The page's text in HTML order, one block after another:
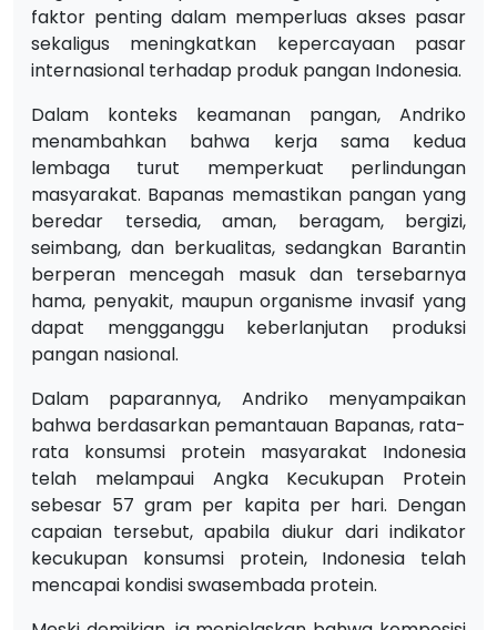
faktor penting dalam memperluas akses pasar
sekaligus meningkatkan kepercayaan pasar
internasional terhadap produk pangan Indonesia.
Dalam konteks keamanan pangan, Andriko
menambahkan bahwa kerja sama kedua
lembaga turut memperkuat perlindungan
masyarakat. Bapanas memastikan pangan yang
beredar tersedia, aman, beragam, bergizi,
seimbang, dan berkualitas, sedangkan Barantin
berperan mencegah masuk dan tersebarnya
hama, penyakit, maupun organisme invasif yang
dapat mengganggu keberlanjutan produksi
pangan nasional.
Dalam paparannya, Andriko menyampaikan
bahwa berdasarkan pemantauan Bapanas, rata-
rata konsumsi protein masyarakat Indonesia
telah melampaui Angka Kecukupan Protein
sebesar 57 gram per kapita per hari. Dengan
capaian tersebut, apabila diukur dari indikator
kecukupan konsumsi protein, Indonesia telah
mencapai kondisi swasembada protein.